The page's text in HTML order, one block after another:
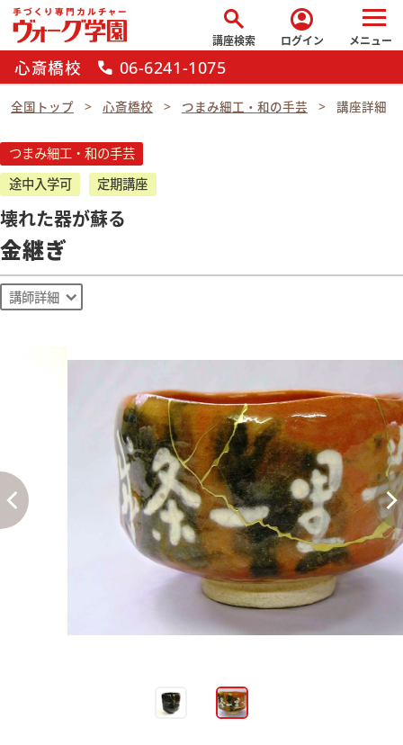
search
講座検索
account_circle
ログイン メニュー
心斎橋校 call 06-6241-1075
全国トップ 心斎橋校 つまみ細工・和の手芸 講座詳細
つまみ細工・和の手芸
途中入学可
定期講座
壊れた器が蘇る
金継ぎ
講師詳細